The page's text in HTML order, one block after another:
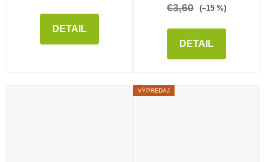
DETAIL
€3,60 (–15 %)
DETAIL
VÝPREDAJ